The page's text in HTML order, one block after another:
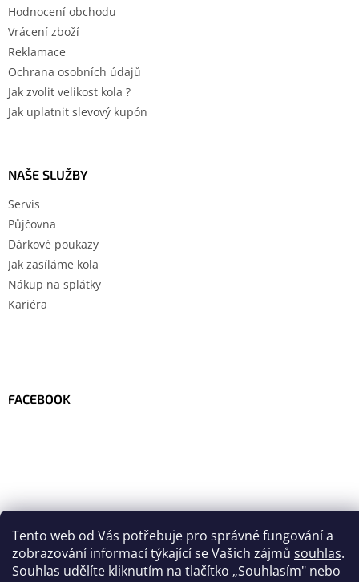
Tento web od Vás potřebuje pro správné fungování a
zobrazování informací týkající se Vašich zájmů souhlas.
Souhlas udělíte kliknutím na tlačítko „Souhlasím" nebo
Hodnocení obchodu
Vrácení zboží
Reklamace
Ochrana osobních údajů
Jak zvolit velikost kola ?
Jak uplatnit slevový kupón
NAŠE SLUŽBY
Servis
Půjčovna
Dárkové poukazy
Jak zasíláme kola
Nákup na splátky
Kariéra
FACEBOOK